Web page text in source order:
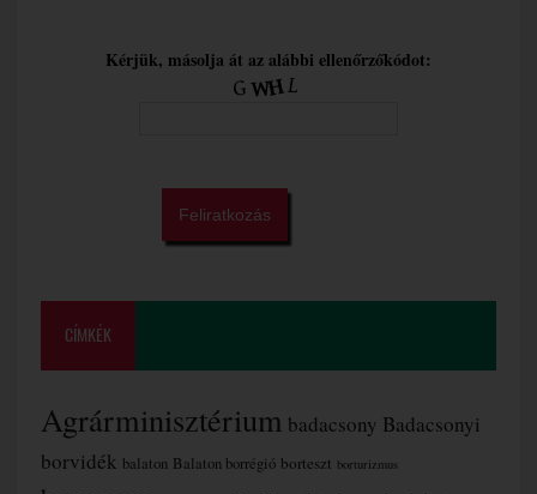
Kérjük, másolja át az alábbi ellenőrzőkódot:
CÍMKÉK
Agrárminisztérium badacsony Badacsonyi
borvidék balaton Balaton borrégió borteszt borturizmus